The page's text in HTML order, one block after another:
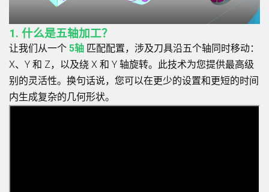
1. 什么是五轴加工？
让我们从一个 5轴 匹配配置，涉及刀具沿五个轴同时移动：
X、Y 和 Z，以及绕 X 和 Y 轴旋转。此技术为您提供最高级
别的灵活性。换句话说，您可以在更少的设置和更短的时间
内生成复杂的几何形状。